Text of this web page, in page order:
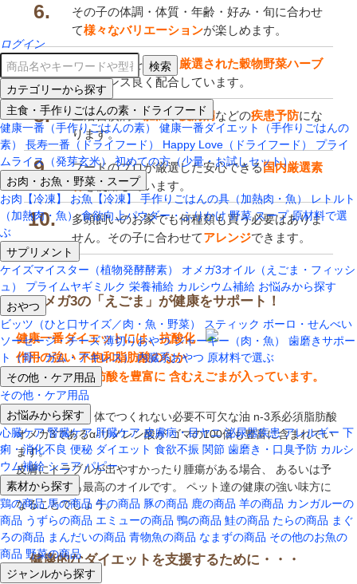
ログイン
検索
カテゴリーから探す
主食・手作りごはんの素・ドライフード
健康一番（手作りごはんの素）
健康一番ダイエット（手作りごはんの
素）
長寿一番（ドライフード） Happy Love（ドライフード）
プライ
ムライス（発芽玄米）
初めての方（少量・お試しセット）
お肉・お魚・野菜・スープ
お肉【冷凍】 お魚【冷凍】 手作りごはんの具（加熱肉・魚）
レトルト
（加熱肉・魚） 食欲向上パウダー・ふりかけ 野菜 スープ 原材料で選
ぶ
サプリメント
ケイズマイスター（植物発酵酵素）
オメガ3オイル（えごま・フィッシ
ュ）
プライムヤギミルク 栄養補給 カルシウム補給 お悩みから探す
おやつ
ビッツ（ひと口サイズ／肉・魚・野菜） スティック ボーロ・せんべい
ソーセージ・チーズ 薄切りおやつ ジャーキー（肉・魚）
歯磨きサポー
ト（骨・ガム・アキレス） 内臓系おやつ 原材料で選ぶ
その他・ケア用品
その他・ケア用品
お悩みから探す
心臓ケア 腎臓ケア 肝臓ケア 皮膚病・目ヤニ 泌尿器疾患 アレルギー 下
痢・消化不良 便秘 ダイエット 食欲不振 関節 歯磨き・口臭予防 カルシ
ウム補給 シニア パピー
素材から探す
鶏の商品 馬の商品 牛の商品 豚の商品 鹿の商品 羊の商品 カンガルーの
商品 うずらの商品 エミューの商品 鴨の商品 鮭の商品 たらの商品 まぐ
ろの商品 まんだいの商品 青物魚の商品 なまずの商品 その他のお魚の
商品 野菜の商品
ジャンルから探す
6.
その子の体調・体質・年齢・好み・旬に合わせ
て様々なバリエーションが楽しめます。
7. 犬猫の健康を考え、 厳選された穀物野菜ハーブ
をバランス良く配合しています。
8. 生活習慣病・ 肥満や皮膚病などの疾患予防にな
ります。
9. フードのプロが厳選した安心できる国内厳選素
材を使用しています。
10.
多頭飼いのお家でも何種類も買う必要はありま
せん。その子に合わせてアレンジできます。
オメガ3の「えごま」が健康をサポート！
健康一番ダイエットには、抗酸化
作用の強い 不飽和脂肪酸のなか
でもオメガ3脂肪酸を豊富に 含むえごまが入っています。
えごま油には、体でつくれない必要不可欠な油 n-3系必須脂肪酸
オメガ3であるα-リノレン酸が ゴマの100倍も豊富に含まれてい
ます。
皮膚にトラブルが出やすかったり腫瘍がある場合、 あるいは予
防においても最高のオイルです。 ペット達の健康の強い味方に
なることでしょう。
健康的なダイエットを支援するために・・・